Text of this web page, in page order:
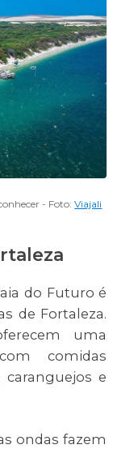
- Foto:Viajali
do Futuro é
de Fortaleza.
uma
comidas
caranguejos e
ondas fazem